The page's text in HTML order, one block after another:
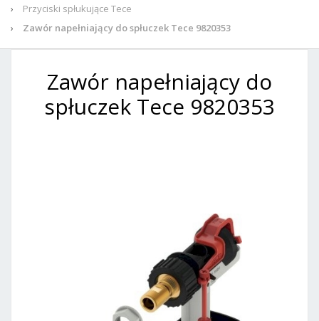
Przyciski spłukujące Tece
Zawór napełniający do spłuczek Tece 9820353
Zawór napełniający do
spłuczek Tece 9820353